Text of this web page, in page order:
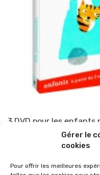
Gérer le
cookies
Pour offrir les meilleures
3 DVD pour les enfants
TOP-PARENTS 25 août